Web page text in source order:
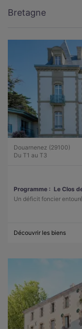
Bretagne
Douarnenez (29100)
Du T1 au T3
Programme : Le Clos
Un déficit foncier
Découvrir les biens